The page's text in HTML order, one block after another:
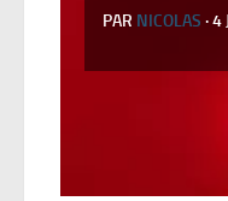
PAR NICOLAS ·